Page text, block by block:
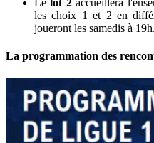
les choix 1 et 2 en
joueront les samedis à 19h.
La programmation des